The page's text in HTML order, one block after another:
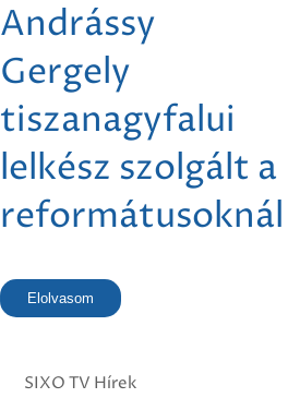
Andrássy
Gergely
tiszanagyfalui
lelkész szolgált a
reformátusoknál
Elolvasom
SIXO TV Hírek